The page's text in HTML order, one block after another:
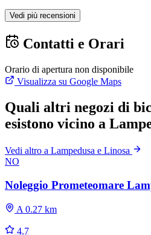
Vedi più recensioni
Contatti e Orari
Orario di apertura non disponibile
Visualizza su Google Maps
Quali altri negozi di
esistono vicino a
Vedi altro a Lampedusa e Linosa
NO
Noleggio Prometeomare
A 0.27 km
4.7